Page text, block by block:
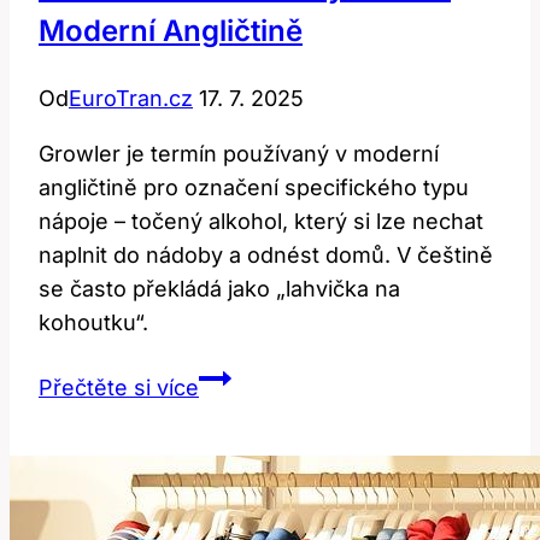
velikosti?
Moderní Angličtině
OdEuroTran.cz 17. 7. 2025
Growler je termín používaný v moderní
angličtině pro označení specifického typu
nápoje – točený alkohol, který si lze nechat
naplnit do nádoby a odnést domů. V češtině
se často překládá jako „lahvička na
kohoutku“.
Přečtěte si víceGrowler:
význam
v